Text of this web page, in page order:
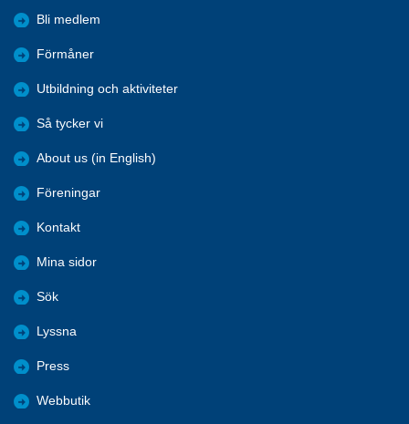
Bli medlem
Förmåner
Utbildning och aktiviteter
Så tycker vi
About us (in English)
Föreningar
Kontakt
Mina sidor
Sök
Lyssna
Press
Webbutik